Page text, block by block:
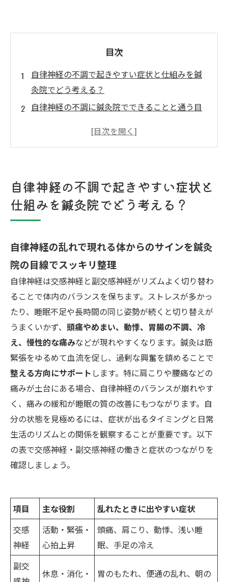
目次
自律神経の不調で起きやすい症状と仕組みを鍼
灸院でどう考える？
自律神経の不調に鍼灸院でできることと通う目
施術の違いを知って自分に合う鍼灸体験を選ぼ
クになるまでの道のり
鍼灸院が初めてでも安心！施術の流れや服装・
痛み・安全性の疑問をまるごと解消
自律神経の不調で起きやすい症状と
仕組みを鍼灸院でどう考える？
自律神経の乱れで現れる体からのサインを鍼灸
院の目線でスッキリ整理
自律神経は交感神経と副交感神経がリズムよく切り替わ
ることで体内のバランスを保ちます。ストレスが多かっ
たり、睡眠不足や長時間の同じ姿勢が続くと切り替えが
うまくいかず、 頭痛やめまい、動悸、胃腸の不調、冷
え、慢性的な痛みなどが現れやすくなります。鍼灸は筋
緊張をゆるめて血流を促し、過剰な興奮を鎮めることで
整える方向にサポート します。特に肩こりや腰痛などの
痛みが土台にある場合、自律神経のバランスが崩れやす
く、痛みの緩和が睡眠の質の改善にもつながります。自
分の状態を見極めるには、症状が出るタイミングと日常
生活のリズムとの関係を観察することが重要です。以下
の表で交感神経・副交感神経の働きと症状のつながりを
確認しましょう。
項目 主な役割
乱れたときに出やすい症状
交感
神経
活動・緊張・
心拍上昇
頭痛、肩こり、動悸、浅い睡
眠、手足の冷え
副交
休息・消化・ 胃のもたれ、便通の乱れ、朝の